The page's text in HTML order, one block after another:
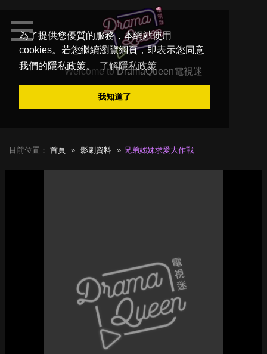
為了提供您優質的服務，本網站使用
cookies。若您繼續瀏覽網頁，即表示您同意
我們的隱私政策。
了解隱私政策
我知道了
Welcome toDramaQueen電視迷
目前位置： 首頁 影劇資料 兄弟姊妹求愛大作戰